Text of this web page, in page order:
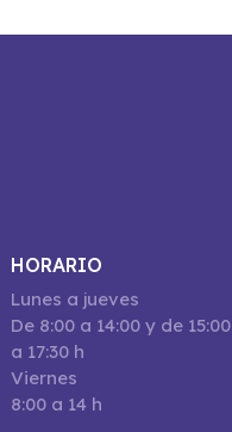
HORARIO
Lunes a jueves
De 8:00 a 14:00 y de 15:00
a 17:30 h
Viernes
8:00 a 14 h